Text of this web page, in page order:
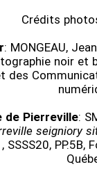
Crédits
: MONGEAU,
noir et
des
de Pierreville:
seigniory
SSSS20,